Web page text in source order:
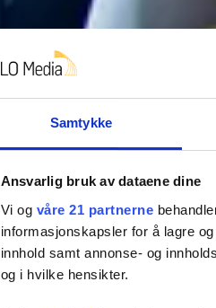
Samtykke
Ansvarlig bruk av dataene dine
Vi og våre 21 partnerne
informasjonskapsler for å lagre
innhold samt annonse- og
og i hvilke hensikter.